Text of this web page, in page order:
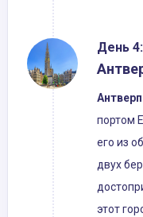
День 4:
портом
его из
двух
этот